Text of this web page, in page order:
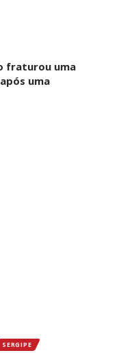
fraturou uma
uma
SERGIPE